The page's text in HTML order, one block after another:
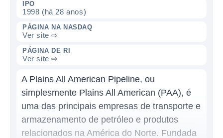
IPO
1998 (há 28 anos)
PÁGINA NA NASDAQ
Ver site ⇨
PÁGINA DE RI
Ver site ⇨
A Plains All American Pipeline, ou
simplesmente Plains All American (PAA), é
uma das principais empresas de transporte e
armazenamento de petróleo e produtos
relacionados na América do Norte. Fundada